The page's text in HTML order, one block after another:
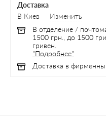
Доставка
В Киев
Изменить
В отделение /
1500 грн., до 1500
гривен.
"Подробнее"
Доставка в